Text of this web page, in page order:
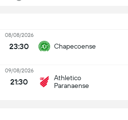
08/08/2026
23:30 Chapecoense
09/08/2026
21:30
Athletico
Paranaense